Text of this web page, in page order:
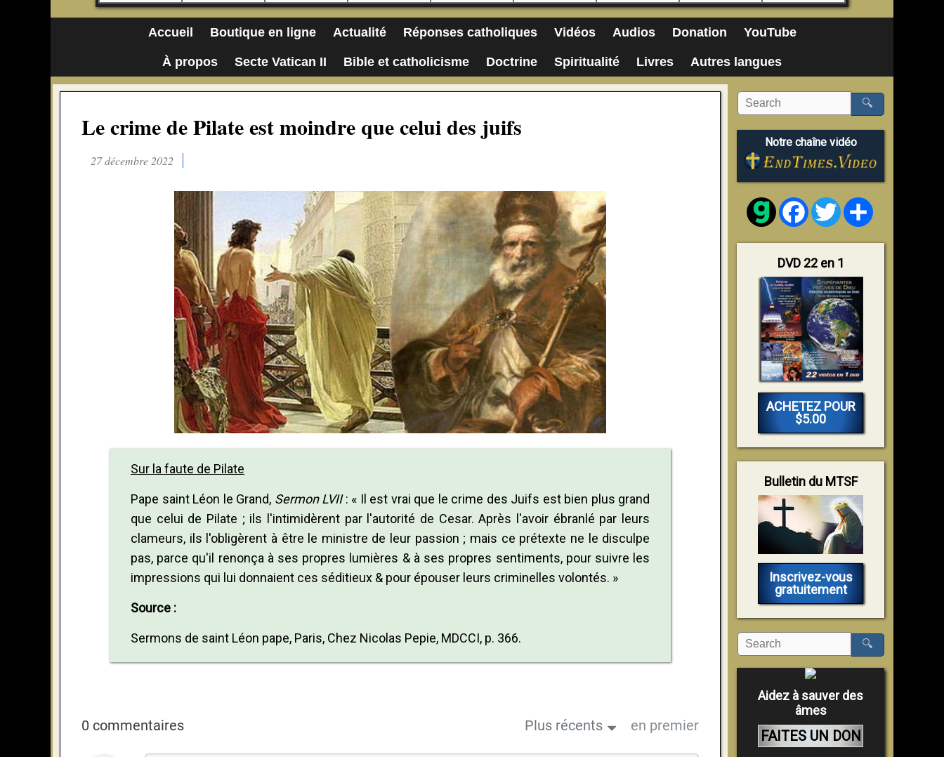
Accueil Boutique en ligne Actualité Réponses catholiques Vidéos Audios Donation YouTube
À propos Secte Vatican II Bible et catholicisme Doctrine Spiritualité Livres Autres langues
Le crime de Pilate est moindre que celui des juifs
27 décembre 2022
Sur la faute de Pilate
Pape saint Léon le Grand, Sermon LVII: « Il est vrai que le crime des Juifs est bien plus grand
que celui de Pilate ; ils l'intimidèrent par l'autorité de Cesar. Après l'avoir ébranlé par leurs
clameurs, ils l'obligèrent à être le ministre de leur passion ; mais ce prétexte ne le disculpe
pas, parce qu'il renonça à ses propres lumières & à ses propres sentiments, pour suivre les
impressions qui lui donnaient ces séditieux & pour épouser leurs criminelles volontés. »
Source :
Sermons de saint Léon pape, Paris, Chez Nicolas Pepie, MDCCI, p. 366.
0 commentaires Plus récents en premier
🔍
Notre chaîne vidéo
FacebookTwitter
DVD 22 en 1
ACHETEZ POUR
$5.00
Bulletin du MTSF
Inscrivez-vous
gratuitement
🔍
Aidez à sauver des
âmes
FAITES UN DON